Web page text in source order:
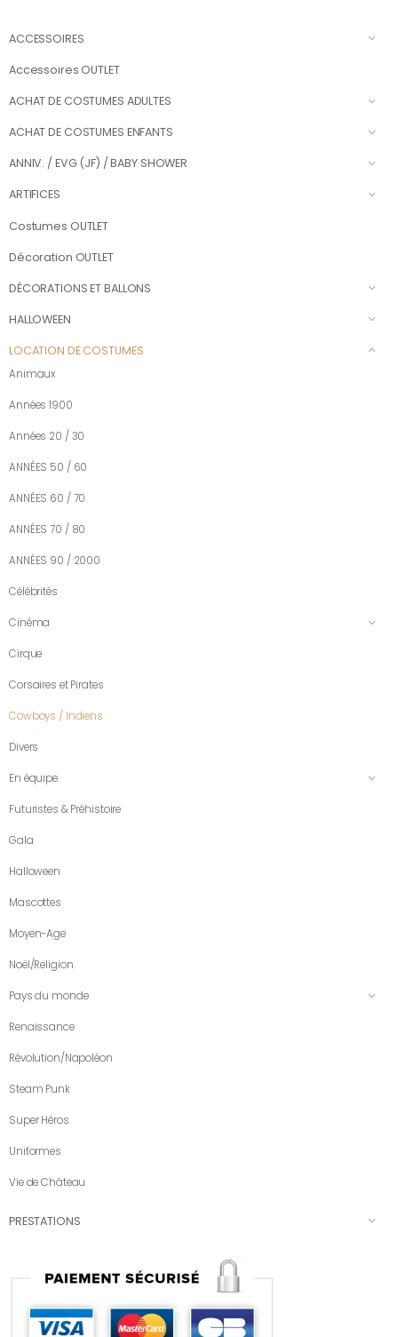
ACCESSOIRES
Accessoires OUTLET
ACHAT DE COSTUMES ADULTES
ACHAT DE COSTUMES ENFANTS
ANNIV. / EVG (JF) / BABY SHOWER
ARTIFICES
Costumes OUTLET
Décoration OUTLET
DÉCORATIONS ET BALLONS
HALLOWEEN
LOCATION DE COSTUMES
Animaux
Années 1900
Années 20 / 30
ANNÉES 50 / 60
ANNÉES 60 / 70
ANNÉES 70 / 80
ANNÉES 90 / 2000
Célébrités
Cinéma
Cirque
Corsaires et Pirates
Cowboys / Indiens
Divers
En équipe
Futuristes & Préhistoire
Gala
Halloween
Mascottes
Moyen-Age
Noël/Religion
Pays du monde
Renaissance
Révolution/Napoléon
Steam Punk
Super Héros
Uniformes
Vie de Château
PRESTATIONS